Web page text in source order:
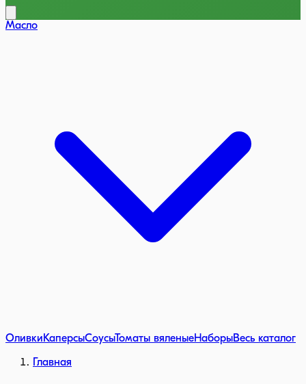
Масло
ОливкиКаперсыСоусыТоматы вяленыеНаборыВесь каталог
Главная